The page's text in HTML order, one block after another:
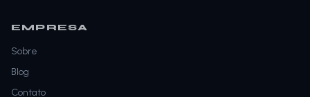
EMPRESA
Sobre
Blog
Contato